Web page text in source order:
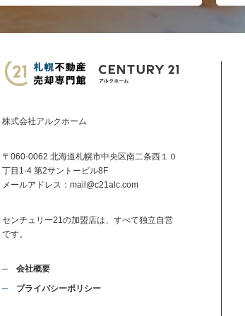
株式会社アルクホーム
〒060-0062 北海道札幌市中央区南二条西１０
丁目1-4 第2サントービル8F
メールアドレス： mail@c21alc.com
センチュリー21の加盟店は、すべて独立自営
です。
会社概要
プライバシーポリシー